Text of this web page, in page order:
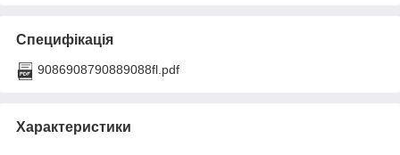
Специфікація
9086908790889088fl.pdf
Характеристики